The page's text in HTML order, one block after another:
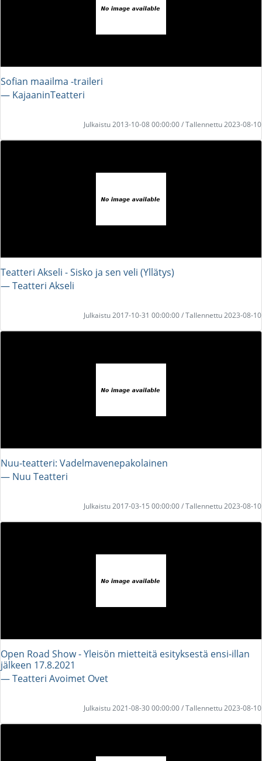
Sofian maailma -traileri
― KajaaninTeatteri
Julkaistu 2013-10-08 00:00:00 / Tallennettu 2023-08-10
Teatteri Akseli - Sisko ja sen veli (Yllätys)
― Teatteri Akseli
Julkaistu 2017-10-31 00:00:00 / Tallennettu 2023-08-10
Nuu-teatteri: Vadelmavenepakolainen
― Nuu Teatteri
Julkaistu 2017-03-15 00:00:00 / Tallennettu 2023-08-10
Open Road Show - Yleisön mietteitä esityksestä ensi-illan
jälkeen 17.8.2021
― Teatteri Avoimet Ovet
Julkaistu 2021-08-30 00:00:00 / Tallennettu 2023-08-10